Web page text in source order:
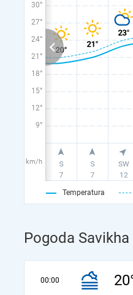
30°
27°
24°
21°
18°
15°
12°
9°
km/h
Temperatura
Pogoda
00:00